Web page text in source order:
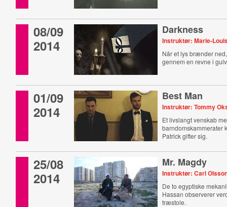
08/09
2014
Darkness
Instruktør: Marie-
Når et lys brænder
gennem en revne i
01/09
2014
Best Man
Instruktør: Tommy
Et livslangt venskab
barndomskammerater
Patrick gifter sig.
25/08
2014
Mr. Magdy
Instruktør: Carl
De to egyptiske
Hassan observerer
træstole.